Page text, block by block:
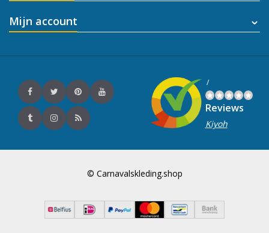
Mijn account
/
Reviews
Kiyoh
© Carnavalskleding.shop